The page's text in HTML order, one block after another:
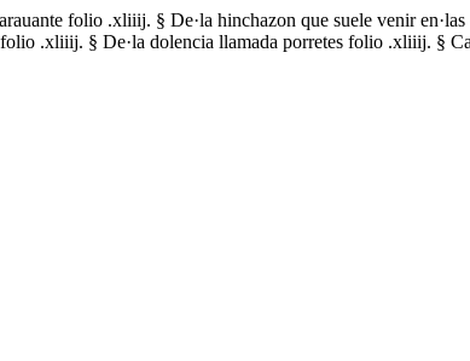
folio .xliiij. § De·la hinchazon que suele venir
.xliiij. § De·la dolencia llamada porretes folio .xliiij. §